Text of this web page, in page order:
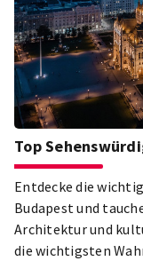
Top
Entdecke die
Budapest und
Architektur und
die wichtigsten